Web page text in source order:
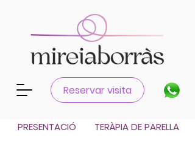
Reservar visita
Català
Castellano
PRESENTACIÓ
TERÀPIA DE PARELLA